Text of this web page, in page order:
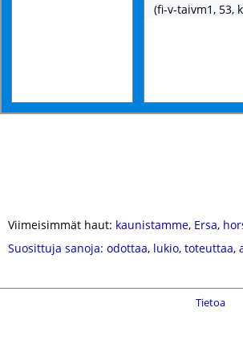
(fi-v-taivm1, 53,
Viimeisimmät haut: kaunistamme, Ersa,
Suosittuja sanoja: odottaa, lukio, toteuttaa,
Tietoa